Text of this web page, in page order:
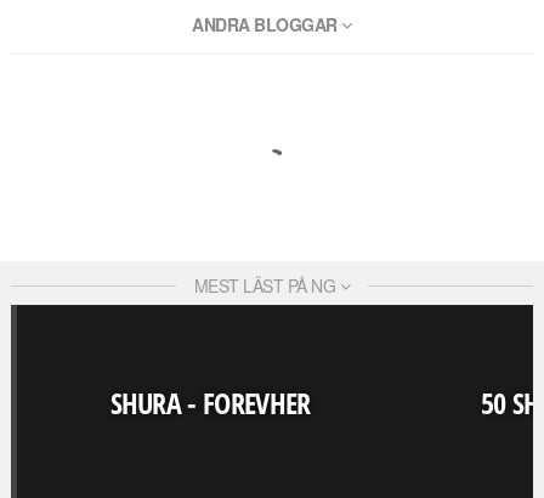
ANDRA BLOGGAR
MEST LÄST PÅ NG
SHURA - FOREVHER 50